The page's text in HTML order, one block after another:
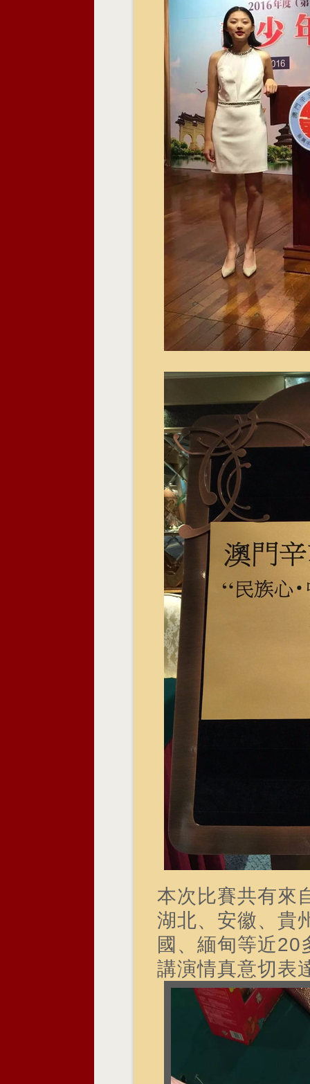
本次比賽共有來
湖北、安徽、貴
國、緬甸等近20
講演情真意切表